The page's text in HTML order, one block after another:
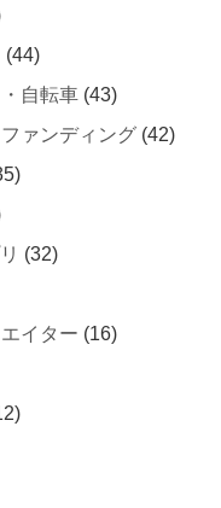
(44)
自転車 (43)
ァンディング (42)
(32)
イター (16)